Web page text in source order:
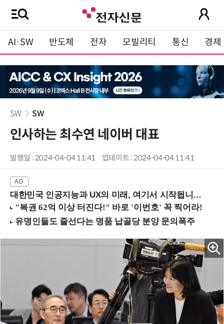
AI·SW 반도체 전자 모빌리티 통신 경제
SW SW
인사하는 최수연 네이버 대표
발행일 : 2024-04-04 11:41 업데이트 : 2024-04-04 11:41
대한민국 인공지능과 UX의 미래, 여기서 시작됩니다! (9/2 강남역)